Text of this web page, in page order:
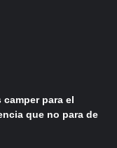
para el
que no para de